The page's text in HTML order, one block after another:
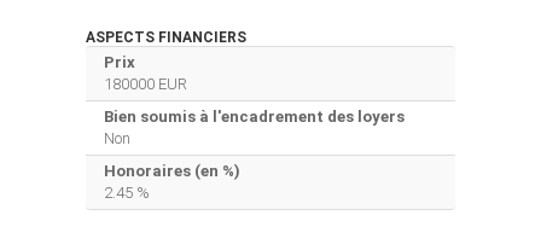
ASPECTS FINANCIERS
Prix
180000 EUR
Bien soumis à l'encadrement des loyers
Non
Honoraires (en %)
2.45 %